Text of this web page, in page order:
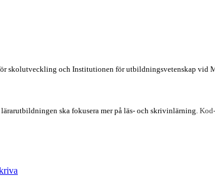
skolutveckling och Institutionen för utbildningsvetenskap vid
ska fokusera mer på läs- och skrivinlärning.